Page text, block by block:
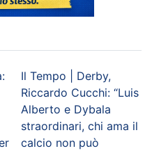
Il Tempo | Derby,
Riccardo Cucchi: “Luis
Alberto e Dybala
straordinari, chi ama il
calcio non può